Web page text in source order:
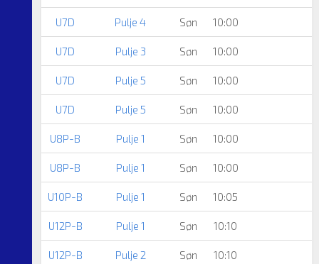
U7D Pulje 4 Søn 10:00
U7D Pulje 3 Søn 10:00
U7D Pulje 5 Søn 10:00
U7D Pulje 5 Søn 10:00
U8P-B Pulje 1 Søn 10:00
U8P-B Pulje 1 Søn 10:00
U10P-B Pulje 1 Søn 10:05
U12P-B Pulje 1 Søn 10:10
U12P-B Pulje 2 Søn 10:10